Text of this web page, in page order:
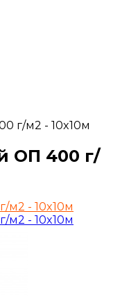
г/м2 - 10x10м
ОП 400 г/